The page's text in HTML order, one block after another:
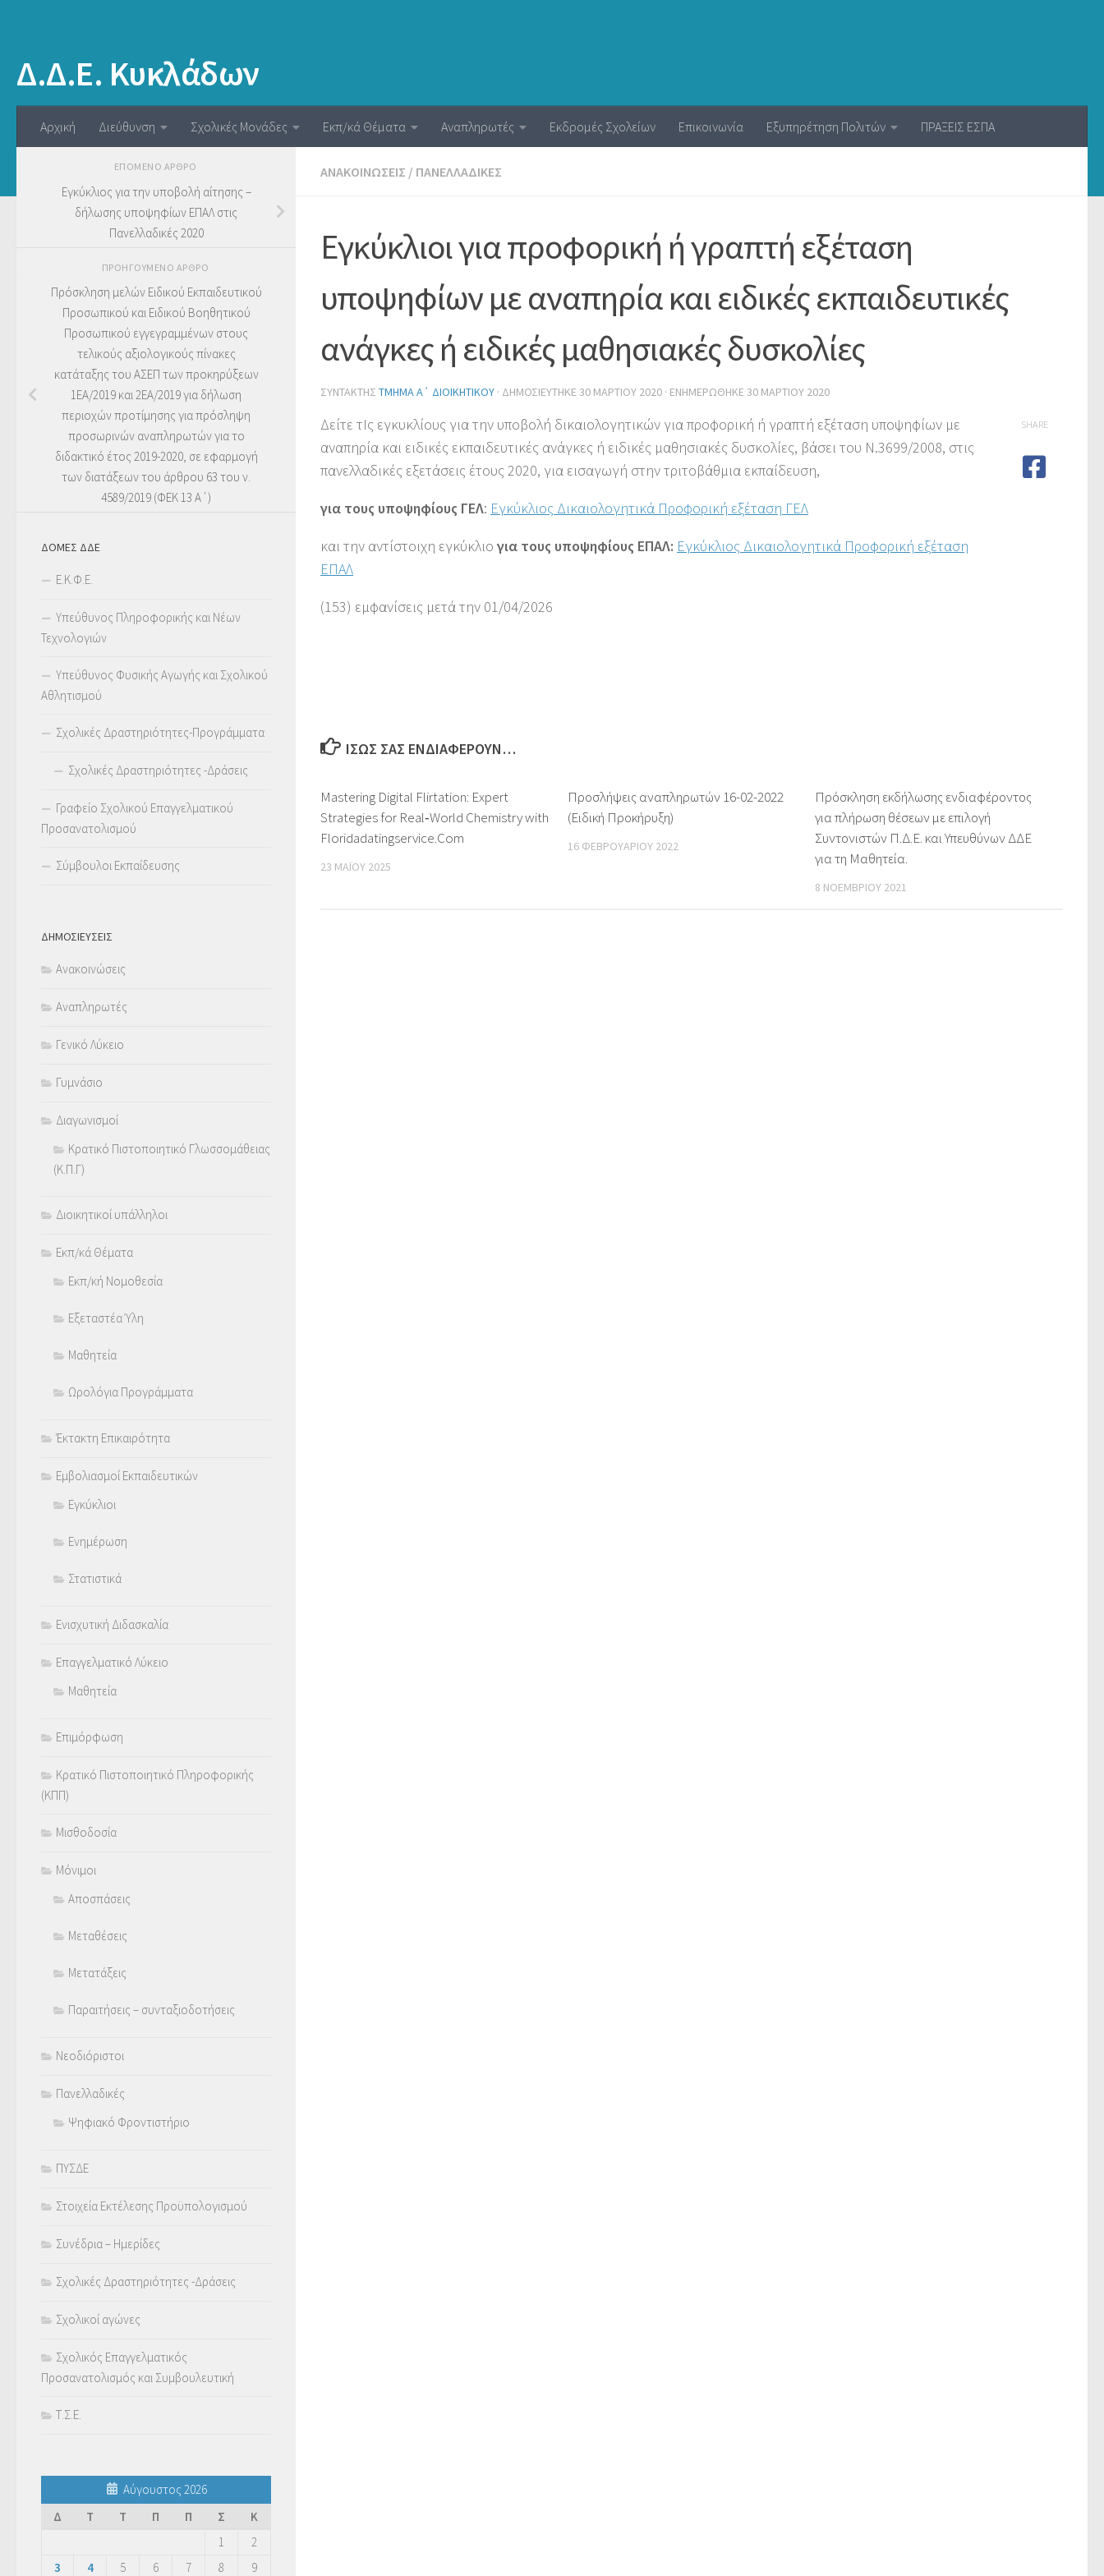
Δ.Δ.Ε. Κυκλάδων
Αρχική Διεύθυνση Σχολικές Μονάδες Εκπ/κά Θέματα Αναπληρωτές Εκδρομές Σχολείων Επικοινωνία Εξυπηρέτηση Πολιτών ΠΡΑΞΕΙΣ ΕΣΠΑ
ΑΝΑΚΟΙΝΏΣΕΙΣ / ΠΑΝΕΛΛΑΔΙΚΈΣ
Εγκύκλιοι για προφορική ή γραπτή εξέταση
υποψηφίων με αναπηρία και ειδικές εκπαιδευτικές
ανάγκες ή ειδικές μαθησιακές δυσκολίες
ΣΥΝΤΆΚΤΗΣ ΤΜΉΜΑ Α΄ ΔΙΟΙΚΗΤΙΚΟΎ · ΔΗΜΟΣΙΕΎΤΗΚΕ 30 ΜΑΡΤΊΟΥ 2020 · ΕΝΗΜΕΡΏΘΗΚΕ 30 ΜΑΡΤΊΟΥ 2020
Δείτε τΙς εγκυκλίους για την υποβολή δικαιολογητικών για προφορική ή γραπτή εξέταση υποψηφίων με
αναπηρία και ειδικές εκπαιδευτικές ανάγκες ή ειδικές μαθησιακές δυσκολίες, βάσει του Ν.3699/2008, στις
πανελλαδικές εξετάσεις έτους 2020, για εισαγωγή στην τριτοβάθμια εκπαίδευση,
για τους υποψηφίους ΓΕΛ: Εγκύκλιος Δικαιολογητικά Προφορική εξέταση ΓΕΛ
και την αντίστοιχη εγκύκλιογια τους υποψηφίους ΕΠΑΛ: Εγκύκλιος Δικαιολογητικά Προφορική εξέταση
ΕΠΑΛ
(153) εμφανίσεις μετά την 01/04/2026
SHARE
ΊΣΩΣ ΣΑΣ ΕΝΔΙΑΦΈΡΟΥΝ…
Mastering Digital Flirtation: Expert
Strategies for Real‑World Chemistry with
Floridadatingservice.Com
23 ΜΑΪ́ΟΥ 2025
Προσλήψεις αναπληρωτών 16-02-2022
(Ειδική Προκήρυξη)
16 ΦΕΒΡΟΥΑΡΊΟΥ 2022
Πρόσκληση εκδήλωσης ενδιαφέροντος
για πλήρωση θέσεων με επιλογή
Συντονιστών Π.Δ.Ε. και Υπευθύνων ΔΔΕ
για τη Μαθητεία.
8 ΝΟΕΜΒΡΊΟΥ 2021
ΕΠΌΜΕΝΟ ΆΡΘΡΟ
Εγκύκλιος για την υποβολή αίτησης –
δήλωσης υποψηφίων ΕΠΑΛ στις
Πανελλαδικές 2020
ΠΡΟΗΓΟΎΜΕΝΟ ΆΡΘΡΟ
Πρόσκληση μελών Ειδικού Εκπαιδευτικού
Προσωπικού και Ειδικού Βοηθητικού
Προσωπικού εγγεγραμμένων στους
τελικούς αξιολογικούς πίνακες
κατάταξης του ΑΣΕΠ των προκηρύξεων
1ΕΑ/2019 και 2ΕΑ/2019 για δήλωση
περιοχών προτίμησης για πρόσληψη
προσωρινών αναπληρωτών για το
διδακτικό έτος 2019-2020, σε εφαρμογή
των διατάξεων του άρθρου 63 του ν.
4589/2019 (ΦΕΚ 13 Α΄)
ΔΟΜΕΣ ΔΔΕ
Ε.Κ.Φ.Ε.
Υπεύθυνος Πληροφορικής και Νέων
Τεχνολογιών
Υπεύθυνος Φυσικής Αγωγής και Σχολικού
Αθλητισμού
Σχολικές Δραστηριότητες-Προγράμματα
Σχολικές Δραστηριότητες -Δράσεις
Γραφείο Σχολικού Επαγγελματικού
Προσανατολισμού
Σύμβουλοι Εκπαίδευσης
ΔΗΜΟΣΙΕΥΣΕΙΣ
Ανακοινώσεις
Αναπληρωτές
Γενικό Λύκειο
Γυμνάσιο
Διαγωνισμοί
Κρατικό Πιστοποιητικό Γλωσσομάθειας
(Κ.Π.Γ)
Διοικητικοί υπάλληλοι
Εκπ/κά Θέματα
Εκπ/κή Νομοθεσία
Εξεταστέα Ύλη
Μαθητεία
Ωρολόγια Προγράμματα
Έκτακτη Επικαιρότητα
Εμβολιασμοί Εκπαιδευτικών
Εγκύκλιοι
Ενημέρωση
Στατιστικά
Ενισχυτική Διδασκαλία
Επαγγελματικό Λύκειο
Μαθητεία
Επιμόρφωση
Κρατικό Πιστοποιητικό Πληροφορικής
(ΚΠΠ)
Μισθοδοσία
Μόνιμοι
Αποσπάσεις
Μεταθέσεις
Μετατάξεις
Παραιτήσεις – συνταξιοδοτήσεις
Νεοδιόριστοι
Πανελλαδικές
Ψηφιακό Φροντιστήριο
ΠΥΣΔΕ
Στοιχεία Εκτέλεσης Προϋπολογισμού
Συνέδρια – Ημερίδες
Σχολικές Δραστηριότητες -Δράσεις
Σχολικοί αγώνες
Σχολικός Επαγγελματικός
Προσανατολισμός και Συμβουλευτική
Τ.Σ.Ε.
Αύγουστος 2026
Δ
Τ Τ Π Π Σ
Κ
1
2
3
4 5 6 7 8 9